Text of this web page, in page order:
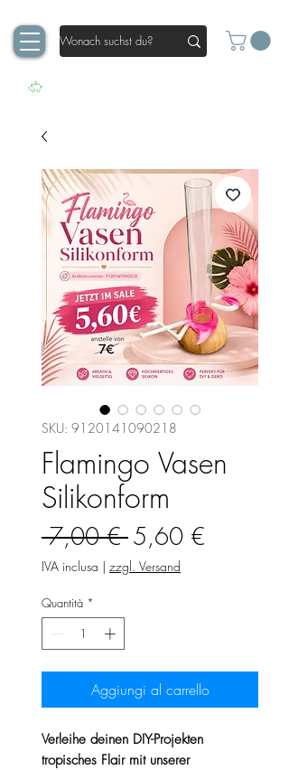
SKU: 9120141090218
Flamingo Vasen
Silikonform
7,00 € Prezzo
regolare
5,60 €
IVA inclusa | zzgl. Versand
Quantità *
Aggiungi al carrello
Verleihe deinen DIY-Projekten
tropisches Flair mit unserer